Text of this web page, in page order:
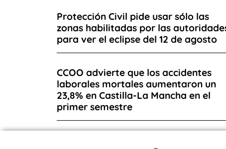
Protección Civil pide usar sólo las
zonas habilitadas por las
para ver el eclipse del 12 de agosto
CCOO advierte que los accidentes
laborales mortales aumentaron un
23,8% en Castilla-La Mancha en el
primer semestre